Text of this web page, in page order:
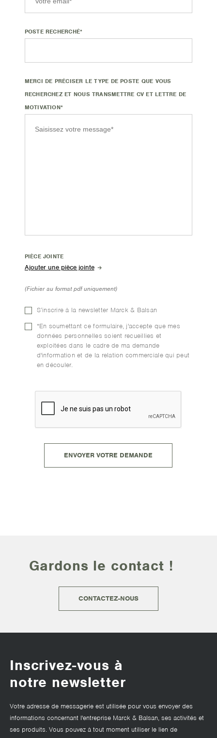
POSTE RECHERCHÉ*
MERCI DE PRÉCISER LE TYPE DE POSTE QUE VOUS
RECHERCHEZ ET NOUS TRANSMETTRE CV ET LETTRE DE
MOTIVATION*
PIÈCE JOINTE
(Fichier au format pdf uniquement)
S’inscrire à la newsletter Marck & Balsan
*En soumettant ce formulaire, j'accepte que mes
données personnelles soient recueillies et
exploitées dans le cadre de ma demande
d'information et de la relation commerciale qui peut
en découler.
Gardons le contact !
CONTACTEZ-NOUS
Inscrivez-vous à
notre newsletter
Votre adresse de messagerie est utilisée pour vous envoyer des
informations concernant l'entreprise Marck & Balsan, ses activités et
ses produits. Vous pouvez à tout moment utiliser le lien de